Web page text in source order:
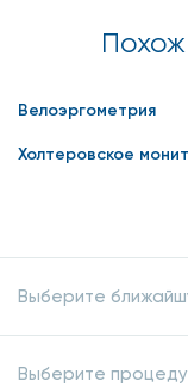
Велоэргометрия
Холтеровское
Выберите
Выберите